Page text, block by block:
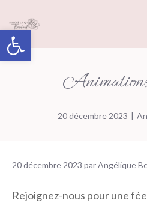
Ouvrir la barre d’outils
au
contenu
20 décembre 2023 |
20 décembre 2023 parAngélique
Rejoignez-nous pour une